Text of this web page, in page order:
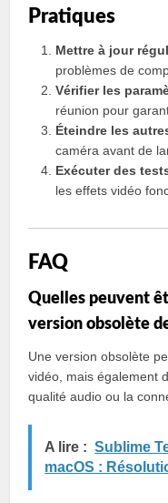
Pratiques
Mettre à jour
problèmes de
Vérifier les
réunion pour
Éteindre les
caméra avant de
Exécuter des
les effets vidéo
FAQ
Quelles peuvent
version obsolète
Une version obsolète
vidéo, mais également
qualité audio ou la
A lire : Sublime
macOS :